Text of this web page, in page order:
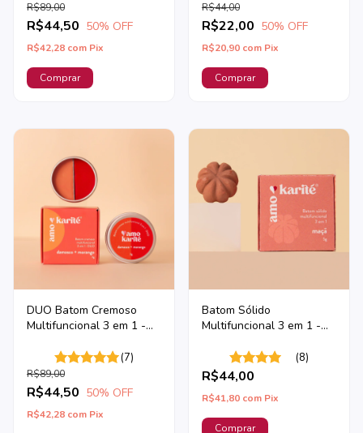
R$44,50
R$89,00
50% OFF
R$42,28 com Pix
R$22,00
R$44,00
50% OFF
R$20,90 com Pix
DUO Batom Cremoso
Multifuncional 3 em 1 -
(7)
R$44,50
R$89,00
50% OFF
R$42,28 com Pix
Batom Sólido
Multifuncional 3 em 1 -
(8)
R$44,00
R$41,80 com Pix